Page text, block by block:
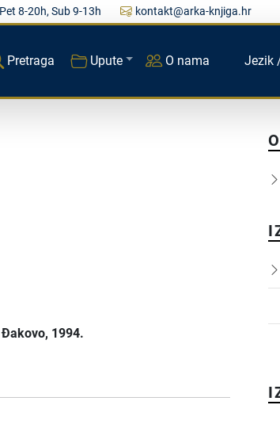
8-20h, Sub 9-13h kontakt@arka-knjiga.hr
Pretraga Upute O nama Jezik
Đakovo, 1994.